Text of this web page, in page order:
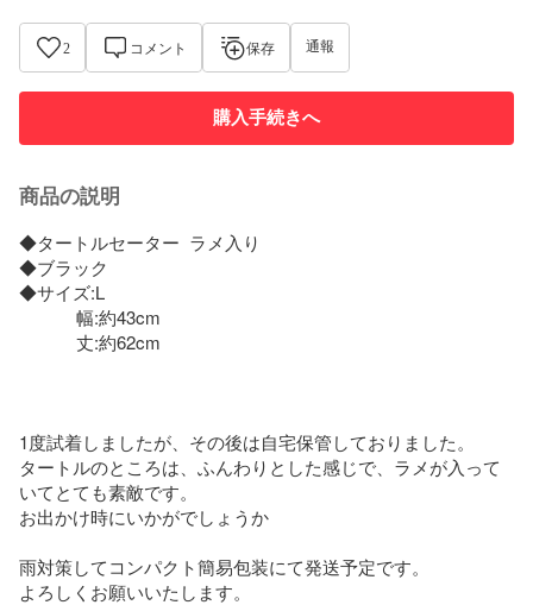
2 コメント 保存 通報
購入手続きへ
商品の説明
◆タートルセーター  ラメ入り
◆ブラック
◆サイズ:L
1度試着しましたが、その後は自宅保管しておりました。
タートルのところは、ふんわりとした感じで、ラメが入って
いてとても素敵です。
お出かけ時にいかがでしょうか
雨対策してコンパクト簡易包装にて発送予定です。
よろしくお願いいたします。